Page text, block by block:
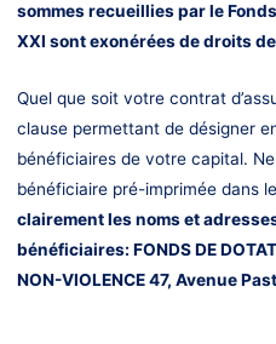
sommes recueillies par le
XXI sont exonérées de droits
Quel que soit votre contrat
clause permettant de désigner
bénéficiaires de votre capital.
bénéficiaire pré-imprimée dans
clairement les noms et
bénéficiaires: FONDS DE
NON-VIOLENCE 47, Avenue